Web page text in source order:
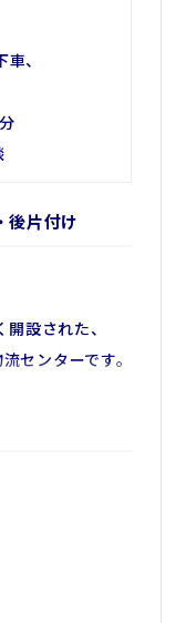
、
後片付け
設された、
センターです。
おすすめ☆／